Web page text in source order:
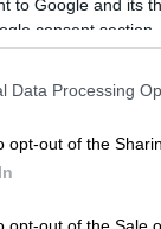
to Google and its
consent section.
Data Processing
opt-out of the
opt-out of the Sale
με